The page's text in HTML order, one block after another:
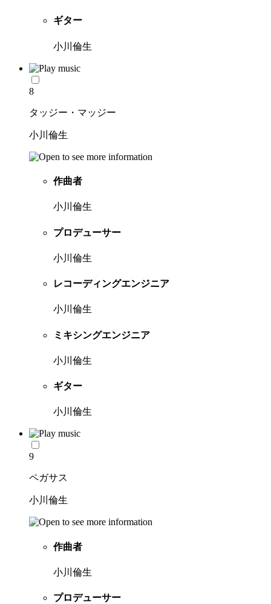
ギター
小川倫生
8
タッジー・マッジー
小川倫生
作曲者
小川倫生
プロデューサー
小川倫生
レコーディングエンジニア
小川倫生
ミキシングエンジニア
小川倫生
ギター
小川倫生
9
ペガサス
小川倫生
作曲者
小川倫生
プロデューサー